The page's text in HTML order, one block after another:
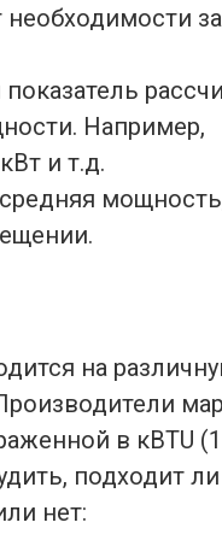
Например,
и т.д.
на
в кBTU
подходит
нет: